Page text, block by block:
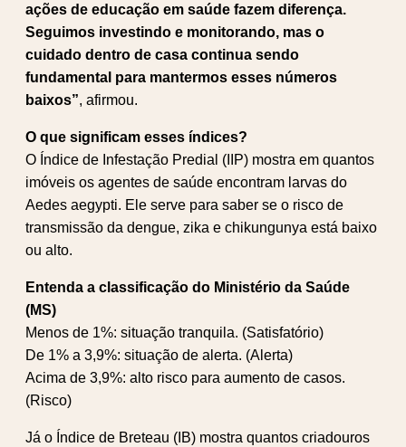
ações de educação em saúde fazem diferença.
Seguimos investindo e monitorando, mas o
cuidado dentro de casa continua sendo
fundamental para mantermos esses números
baixos”, afirmou.
O que significam esses índices?
O Índice de Infestação Predial (IIP) mostra em quantos
imóveis os agentes de saúde encontram larvas do
Aedes aegypti. Ele serve para saber se o risco de
transmissão da dengue, zika e chikungunya está baixo
ou alto.
Entenda a classificação do Ministério da Saúde
(MS)
Menos de 1%: situação tranquila. (Satisfatório)
De 1% a 3,9%: situação de alerta. (Alerta)
Acima de 3,9%: alto risco para aumento de casos.
(Risco)
Já o Índice de Breteau (IB) mostra quantos criadouros